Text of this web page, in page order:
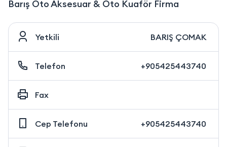
Barış Oto Aksesuar & Oto Kuaför Firma
Yetkili BARIŞ ÇOMAK
Telefon +905425443740
Fax
Cep Telefonu +905425443740